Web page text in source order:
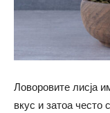
Ловоровите лисја
вкус и затоа често